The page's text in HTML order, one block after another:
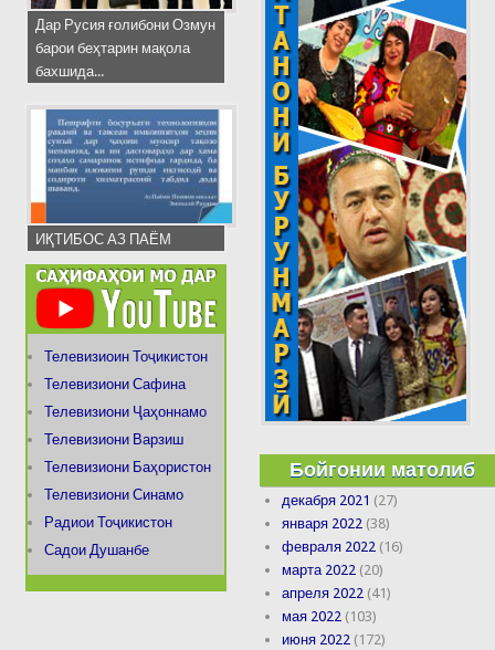
Дар Русия ғолибони Озмун
барои беҳтарин мақола
бахшида...
ИҚТИБОС АЗ ПАЁМ
Телевизиоин Тоҷикистон
Телевизиони Сафина
Телевизиони Ҷаҳоннамо
Телевизиони Варзиш
Телевизиони Баҳористон
Телевизиони Синамо
Радиои Тоҷикистон
Садои Душанбе
Бойгонии матолиб
декабря 2021 (27)
января 2022 (38)
февраля 2022 (16)
марта 2022 (20)
апреля 2022 (41)
мая 2022 (103)
июня 2022 (172)